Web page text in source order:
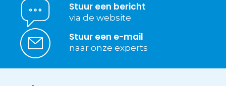
Stuur een bericht
via de website
Stuur een e-mail
naar onze experts